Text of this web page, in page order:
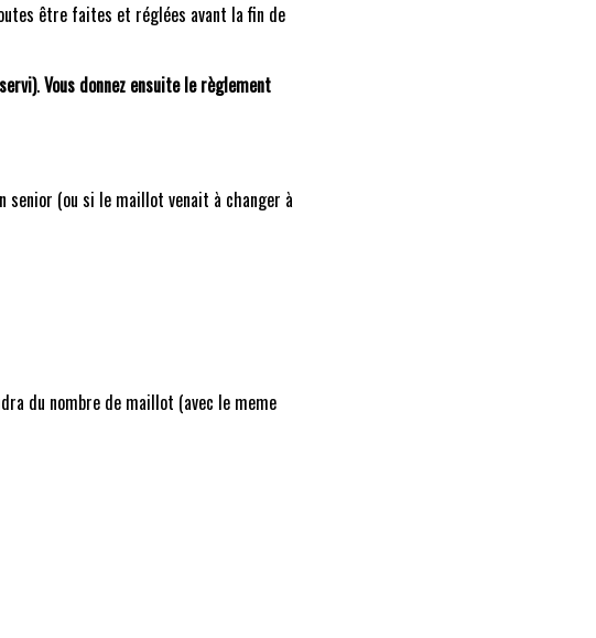
être faites et réglées avant la fin de
.Vous donnez ensuite le règlement
(ou si le maillot venait à changer à
du nombre de maillot (avec le meme